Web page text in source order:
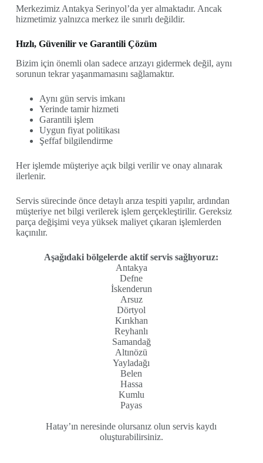
Merkezimiz Antakya Serinyol’da yer almaktadır. Ancak
hizmetimiz yalnızca merkez ile sınırlı değildir.
Hızlı, Güvenilir ve Garantili Çözüm
Bizim için önemli olan sadece arızayı gidermek değil, aynı
sorunun tekrar yaşanmamasını sağlamaktır.
Aynı gün servis imkanı
Yerinde tamir hizmeti
Garantili işlem
Uygun fiyat politikası
Şeffaf bilgilendirme
Her işlemde müşteriye açık bilgi verilir ve onay alınarak
ilerlenir.
Servis sürecinde önce detaylı arıza tespiti yapılır, ardından
müşteriye net bilgi verilerek işlem gerçekleştirilir. Gereksiz
parça değişimi veya yüksek maliyet çıkaran işlemlerden
kaçınılır.
Aşağıdaki bölgelerde aktif servis sağlıyoruz:
Antakya
Defne
İskenderun
Arsuz
Dörtyol
Kırıkhan
Reyhanlı
Samandağ
Altınözü
Yayladağı
Belen
Hassa
Kumlu
Payas
Hatay’ın neresinde olursanız olun servis kaydı
oluşturabilirsiniz.